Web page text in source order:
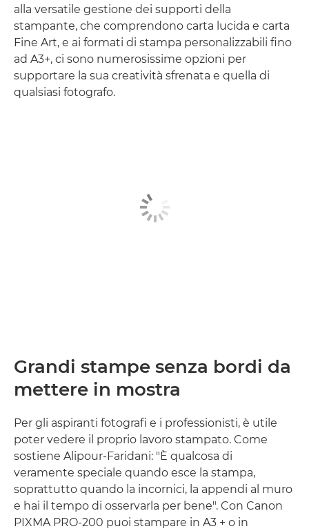
alla versatile gestione dei supporti della
stampante, che comprendono carta lucida e carta
Fine Art, e ai formati di stampa personalizzabili fino
ad A3+, ci sono numerosissime opzioni per
supportare la sua creatività sfrenata e quella di
qualsiasi fotografo.
Grandi stampe senza bordi da
mettere in mostra
Per gli aspiranti fotografi e i professionisti, è utile
poter vedere il proprio lavoro stampato. Come
sostiene Alipour-Faridani: "È qualcosa di
veramente speciale quando esce la stampa,
soprattutto quando la incornici, la appendi al muro
e hai il tempo di osservarla per bene". Con Canon
PIXMA PRO-200 puoi stampare in A3 + o in